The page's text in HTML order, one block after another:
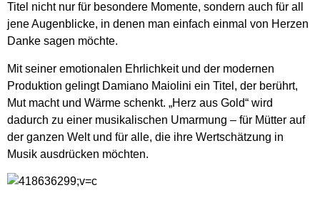
Titel nicht nur für besondere Momente, sondern auch für all
jene Augenblicke, in denen man einfach einmal von Herzen
Danke sagen möchte.
Mit seiner emotionalen Ehrlichkeit und der modernen
Produktion gelingt Damiano Maiolini ein Titel, der berührt,
Mut macht und Wärme schenkt. „Herz aus Gold“ wird
dadurch zu einer musikalischen Umarmung – für Mütter auf
der ganzen Welt und für alle, die ihre Wertschätzung in
Musik ausdrücken möchten.